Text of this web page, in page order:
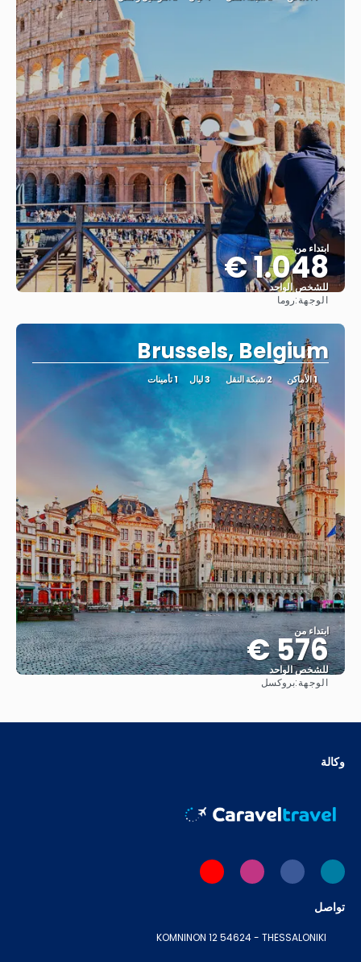
ابتداء من
1.048 €
للشخص الواحد
الوجهة:روما
Brussels, Belgium
1 الأماكن 2 شبكة النقل 3 ليال 1 تأمينات
ابتداء من
576 €
للشخص الواحد
الوجهة:بروكسل
وكالة
تواصل